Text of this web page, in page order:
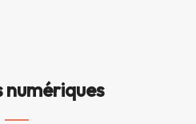
numériques